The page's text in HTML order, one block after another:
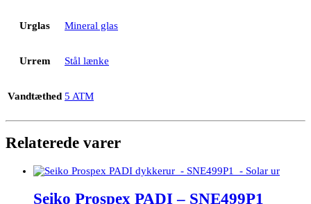
Urglas Mineral glas
Urrem Stål lænke
Vandtæthed 5 ATM
Relaterede varer
Seiko Prospex PADI – SNE499P1